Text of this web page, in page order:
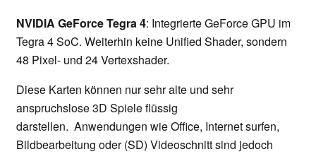
NVIDIA GeForce Tegra 4: Integrierte GeForce GPU im
Tegra 4 SoC. Weiterhin keine Unified Shader, sondern
48 Pixel- und 24 Vertexshader.
Diese Karten können nur sehr alte und sehr
anspruchslose 3D Spiele flüssig
darstellen. Anwendungen wie Office, Internet surfen,
Bildbearbeitung oder (SD) Videoschnitt sind jedoch